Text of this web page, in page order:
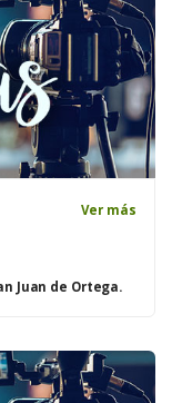
Ver más
Juan de Ortega.